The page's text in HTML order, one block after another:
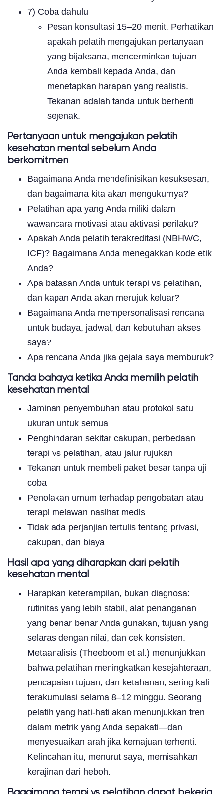
7) Coba dahulu
Pesan konsultasi 15–20 menit. Perhatikan
apakah pelatih mengajukan pertanyaan
yang bijaksana, mencerminkan tujuan
Anda kembali kepada Anda, dan
menetapkan harapan yang realistis.
Tekanan adalah tanda untuk berhenti
sejenak.
Pertanyaan untuk mengajukan pelatih
kesehatan mental sebelum Anda
berkomitmen
Bagaimana Anda mendefinisikan kesuksesan,
dan bagaimana kita akan mengukurnya?
Pelatihan apa yang Anda miliki dalam
wawancara motivasi atau aktivasi perilaku?
Apakah Anda pelatih terakreditasi (NBHWC,
ICF)? Bagaimana Anda menegakkan kode etik
Anda?
Apa batasan Anda untuk terapi vs pelatihan,
dan kapan Anda akan merujuk keluar?
Bagaimana Anda mempersonalisasi rencana
untuk budaya, jadwal, dan kebutuhan akses
saya?
Apa rencana Anda jika gejala saya memburuk?
Tanda bahaya ketika Anda memilih pelatih
kesehatan mental
Jaminan penyembuhan atau protokol satu
ukuran untuk semua
Penghindaran sekitar cakupan, perbedaan
terapi vs pelatihan, atau jalur rujukan
Tekanan untuk membeli paket besar tanpa uji
coba
Penolakan umum terhadap pengobatan atau
terapi melawan nasihat medis
Tidak ada perjanjian tertulis tentang privasi,
cakupan, dan biaya
Hasil apa yang diharapkan dari pelatih
kesehatan mental
Harapkan keterampilan, bukan diagnosa:
rutinitas yang lebih stabil, alat penanganan
yang benar-benar Anda gunakan, tujuan yang
selaras dengan nilai, dan cek konsisten.
Metaanalisis (Theeboom et al.) menunjukkan
bahwa pelatihan meningkatkan kesejahteraan,
pencapaian tujuan, dan ketahanan, sering kali
terakumulasi selama 8–12 minggu. Seorang
pelatih yang hati-hati akan menunjukkan tren
dalam metrik yang Anda sepakati—dan
menyesuaikan arah jika kemajuan terhenti.
Kelincahan itu, menurut saya, memisahkan
kerajinan dari heboh.